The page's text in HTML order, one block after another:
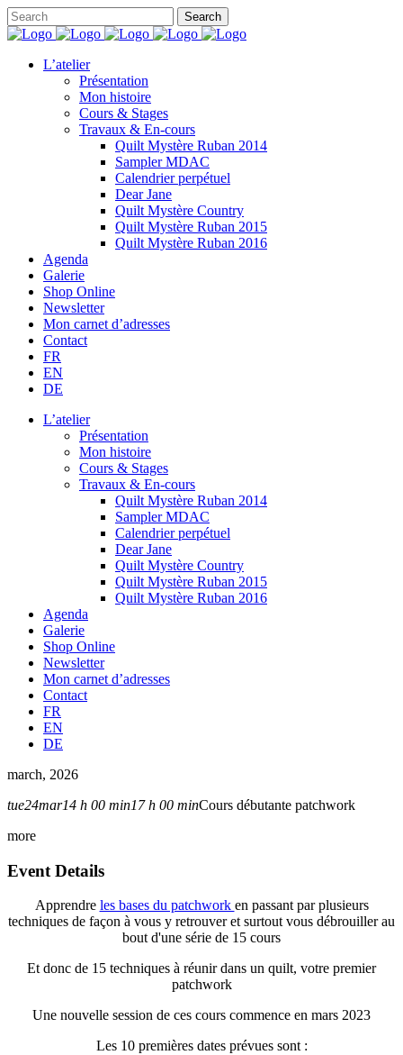
L’atelier
Présentation
Mon histoire
Cours & Stages
Travaux & En-cours
Quilt Mystère Ruban 2014
Sampler MDAC
Calendrier perpétuel
Dear Jane
Quilt Mystère Country
Quilt Mystère Ruban 2015
Quilt Mystère Ruban 2016
Agenda
Galerie
Shop Online
Newsletter
Mon carnet d’adresses
Contact
FR
EN
DE
L’atelier
Présentation
Mon histoire
Cours & Stages
Travaux & En-cours
Quilt Mystère Ruban 2014
Sampler MDAC
Calendrier perpétuel
Dear Jane
Quilt Mystère Country
Quilt Mystère Ruban 2015
Quilt Mystère Ruban 2016
Agenda
Galerie
Shop Online
Newsletter
Mon carnet d’adresses
Contact
FR
EN
DE
march, 2026
tue24mar14 h 00 min17 h 00 minCours débutante patchwork
more
Event Details
Apprendre les bases du patchwork en passant par plusieurs
techniques de façon à vous y retrouver et surtout vous débrouiller au
bout d'une série de 15 cours
Et donc de 15 techniques à réunir dans un quilt, votre premier
patchwork
Une nouvelle session de ces cours commence en mars 2023
Les 10 premières dates prévues sont :